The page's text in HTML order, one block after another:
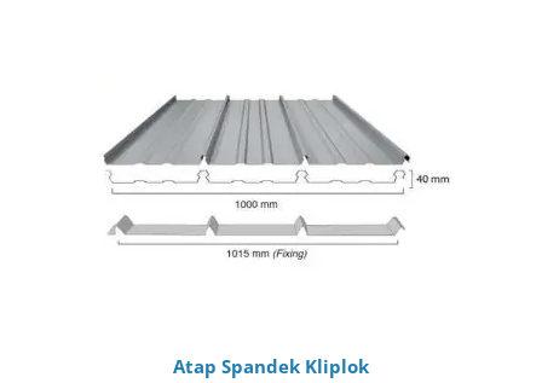
Atap Spandek Kliplok